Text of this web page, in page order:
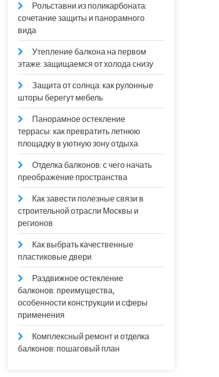
Рольставни из поликарбоната:
сочетание защиты и панорамного
вида
Утепление балкона на первом
этаже: защищаемся от холода снизу
Защита от солнца: как рулонные
шторы берегут мебель
Панорамное остекление
террасы: как превратить летнюю
площадку в уютную зону отдыха
Отделка балконов: с чего начать
преображение пространства
Как завести полезные связи в
строительной отрасли Москвы и
регионов
Как выбрать качественные
пластиковые двери
Раздвижное остекление
балконов: преимущества,
особенности конструкции и сферы
применения
Комплексный ремонт и отделка
балконов: пошаговый план